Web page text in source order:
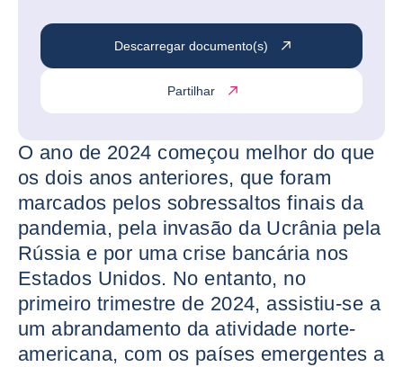
Descarregar documento(s)
Partilhar
O ano de 2024 começou melhor do que
os dois anos anteriores, que foram
marcados pelos sobressaltos finais da
pandemia, pela invasão da Ucrânia pela
Rússia e por uma crise bancária nos
Estados Unidos. No entanto, no
primeiro trimestre de 2024, assistiu-se a
um abrandamento da atividade norte-
americana, com os países emergentes a